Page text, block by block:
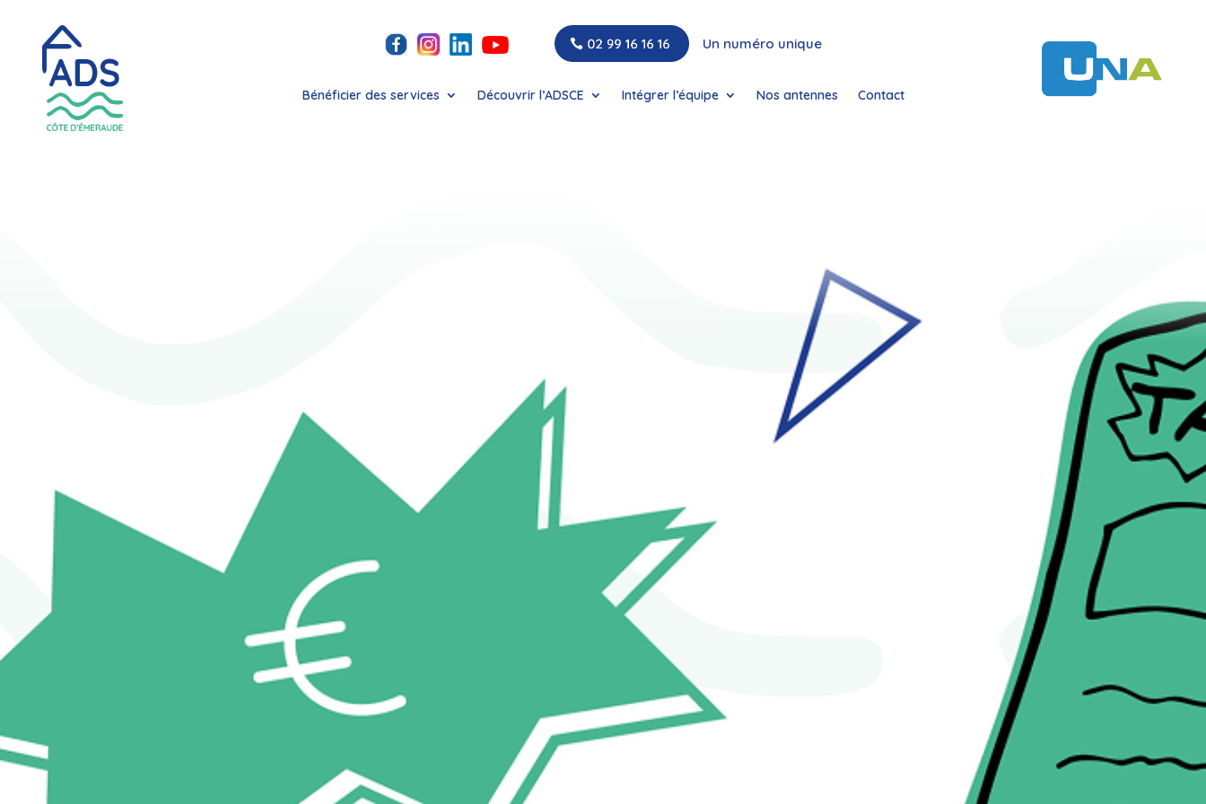
Un numéro unique
Bénéficier des services Découvrir l’ADSCE Intégrer l’équipe Nos antennes Contact